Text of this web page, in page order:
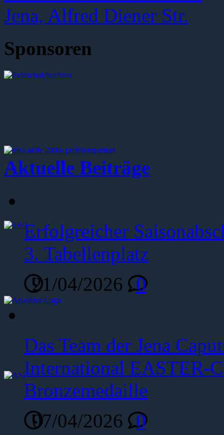
Sponsoren
Aktuelle Beiträge
Erfolgreicher
3. Tabellenplatz
21/04/2026
0
Das Team der Jena
International EASTER-
Bronzemedaille
07/04/2026
0